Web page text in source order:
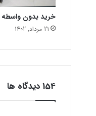
خرید بدون واسطه
21 مرداد, 1402
‫154 دیدگاه ها